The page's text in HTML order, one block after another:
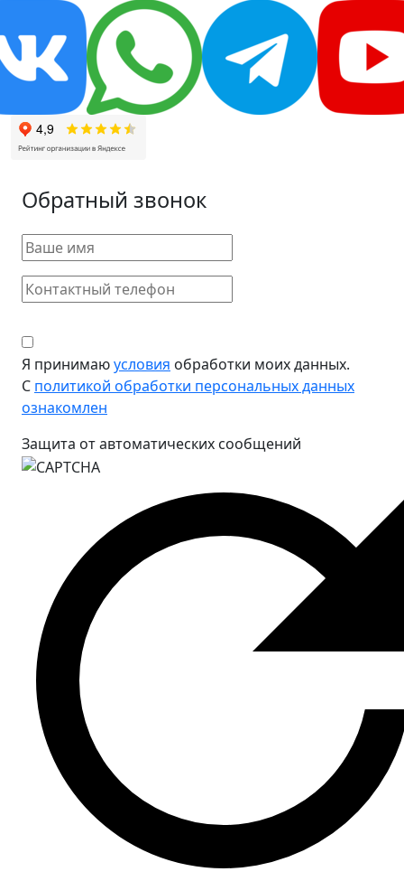
Обратный звонок
Я принимаюусловия обработки моих данных.
С политикой обработки персональных данных
ознакомлен
Защита от автоматических сообщений